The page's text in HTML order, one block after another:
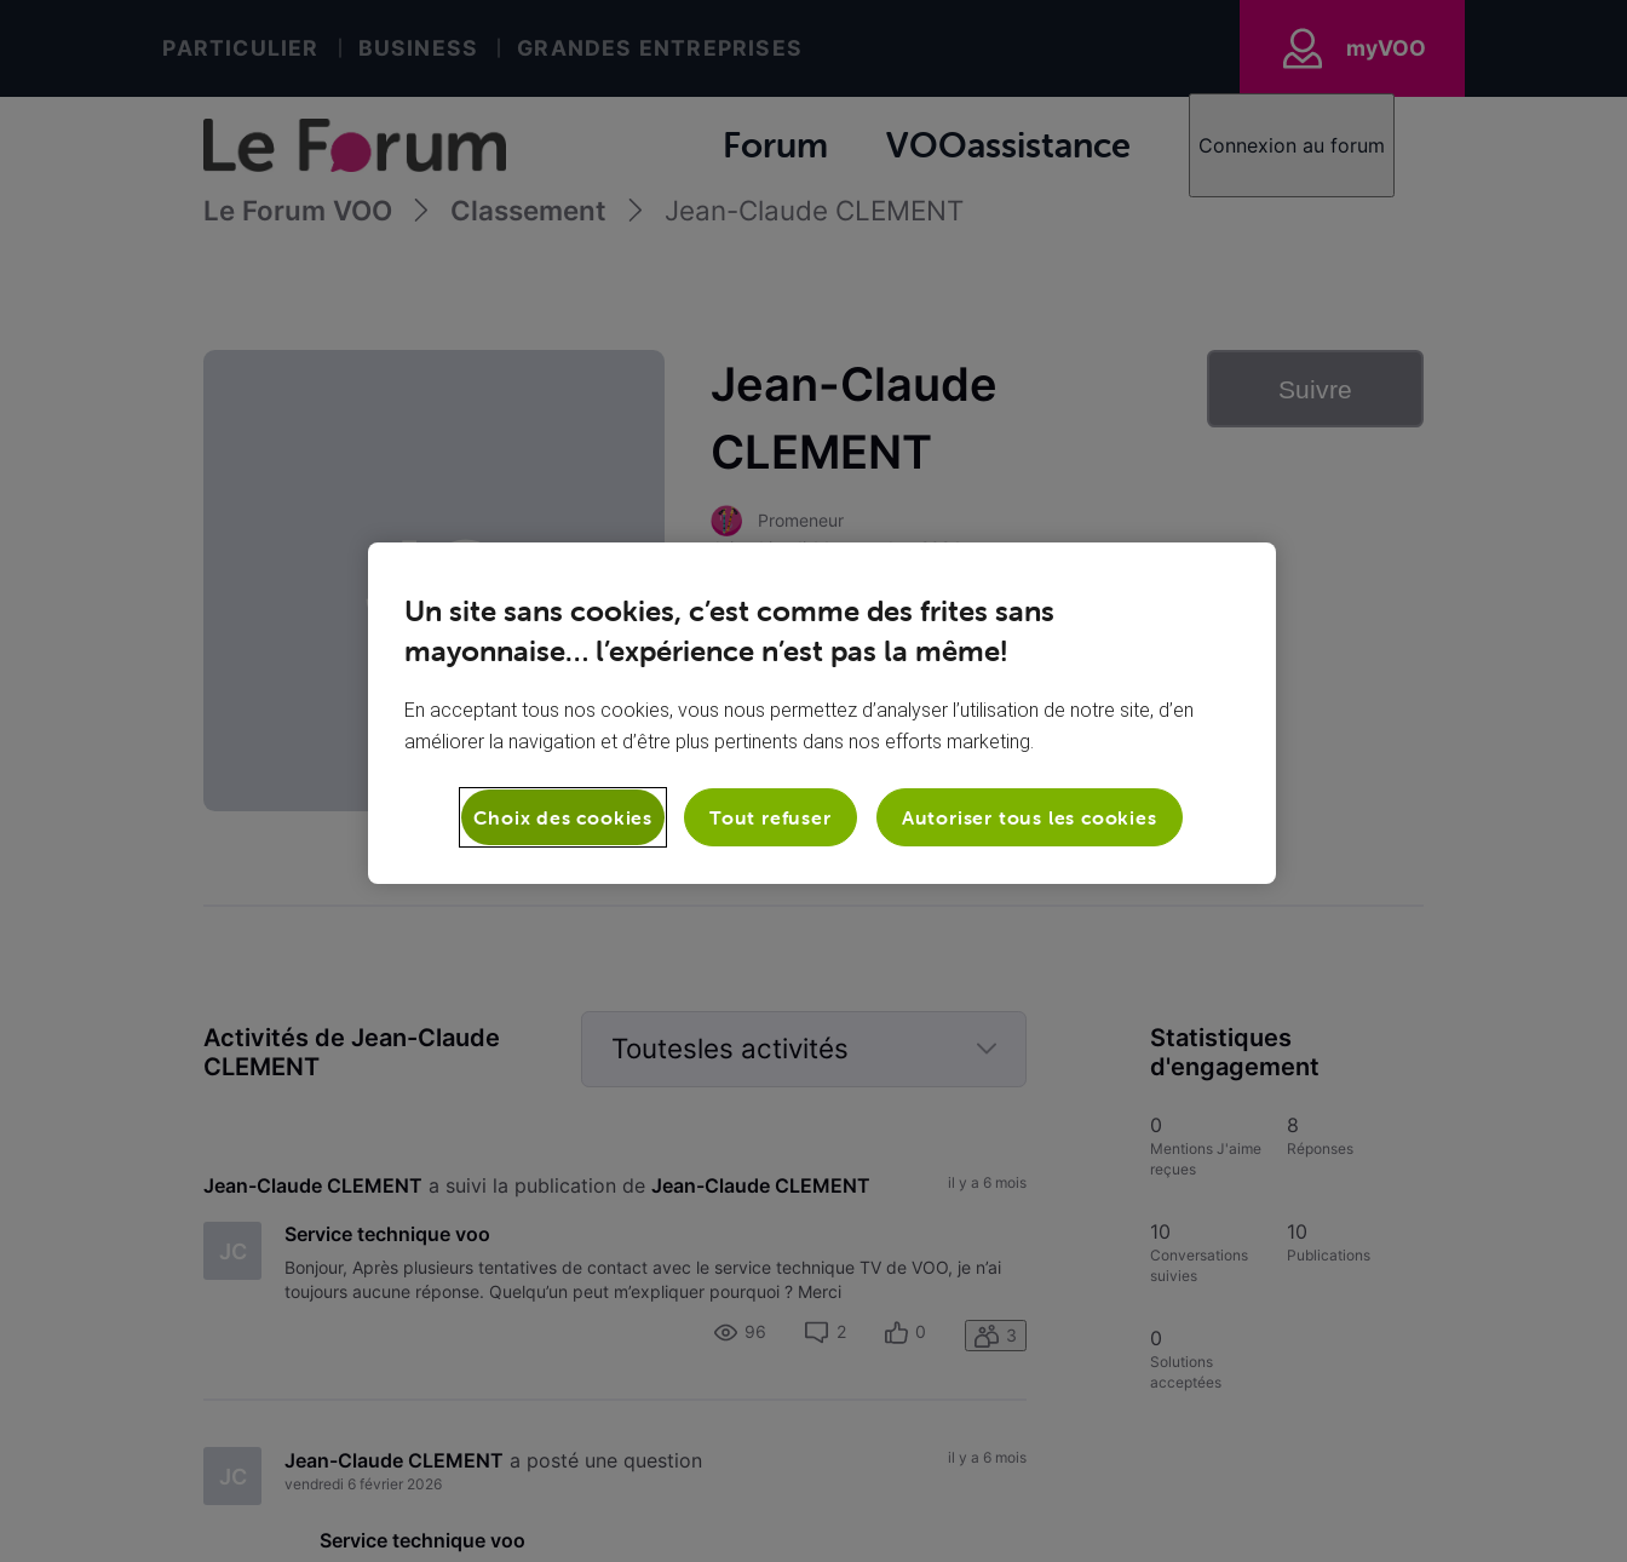
PARTICULIER BUSINESS GRANDES ENTREPRISES myVOO
Forum VOOassistance Connexion au forum
Le Forum VOO Classement Jean-Claude CLEMENT
JC
Jean-Claude
CLEMENT
Promeneur
Joinedjeudi 14 novembre 2024
Suivre
Aucune bio ajoutée
Activités de Jean-Claude
CLEMENT
Toutesles activités
Jean-Claude CLEMENT a suivi la publication de Jean-Claude CLEMENT il y a 6 mois
JC
Service technique voo
Bonjour, Après plusieurs tentatives de contact avec le service technique TV de VOO, je n’ai
toujours aucune réponse. Quelqu’un peut m’expliquer pourquoi ? Merci
96
2 0 3
JC
Jean-Claude CLEMENT a posté une question
vendredi 6 février 2026
il y a 6 mois
Service technique voo
Statistiques
d'engagement
0
Mentions J'aime
reçues
8
Réponses
10
Conversations
suivies
10
Publications
0
Solutions
acceptées
Un site sans cookies, c’est comme des frites sans
mayonnaise… l’expérience n’est pas la même!
En acceptant tous nos cookies, vous nous permettez d’analyser l’utilisation de notre site, d’en
améliorer la navigation et d’être plus pertinents dans nos efforts marketing.
Tout refuser Autoriser tous les cookies
Choix des cookies